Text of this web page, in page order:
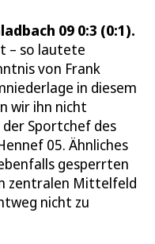
09 0:3 (0:1).
– so lautete
von Frank
in diesem
wir ihn nicht
Sportchef des
05. Ähnliches
gesperrten
zentralen Mittelfeld
nicht zu